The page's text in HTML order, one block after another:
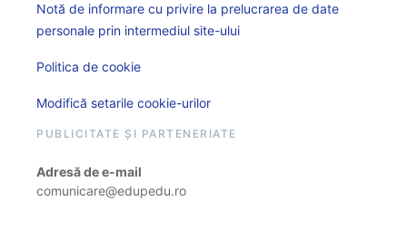
Notă de informare cu privire la prelucrarea de date
personale prin intermediul site-ului
Politica de cookie
Modifică setarile cookie-urilor
PUBLICITATE ȘI PARTENERIATE
Adresă de e-mail
comunicare@edupedu.ro